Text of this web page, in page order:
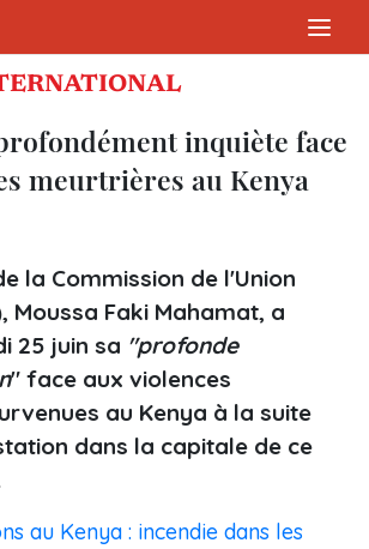
inquiète face
meurtrières au Kenya
la Commission de l'Union
Moussa Faki Mahamat, a
25 juin sa "profonde
" face aux violences
au Kenya à la suite
dans la capitale de ce
au Kenya : incendie dans les